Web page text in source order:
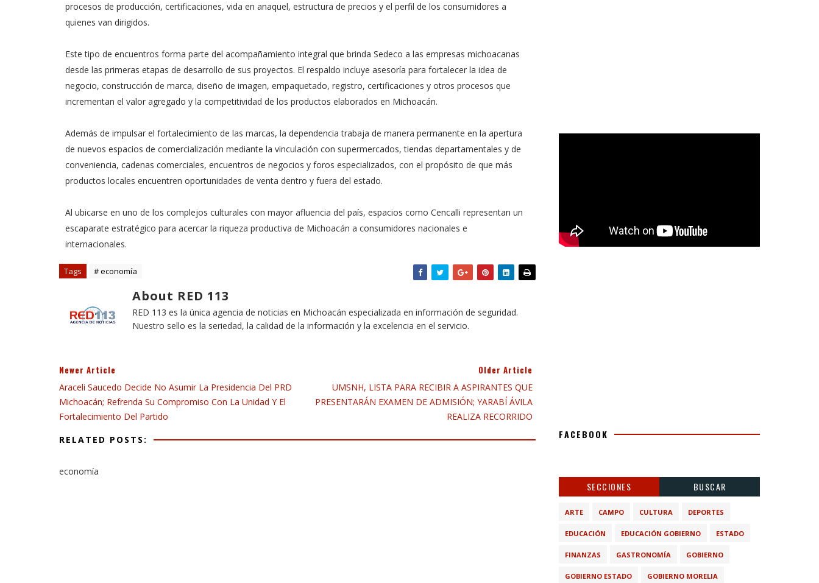
procesos de producción, certificaciones, vida en anaquel, estructura de precios y el perfil de los consumidores a
quienes van dirigidos.
Este tipo de encuentros forma parte del acompañamiento integral que brinda Sedeco a las empresas michoacanas
desde las primeras etapas de desarrollo de sus proyectos. El respaldo incluye asesoría para fortalecer la idea de
negocio, construcción de marca, diseño de imagen, empaquetado, registro, certificaciones y otros procesos que
incrementan el valor agregado y la competitividad de los productos elaborados en Michoacán.
Además de impulsar el fortalecimiento de las marcas, la dependencia trabaja de manera permanente en la apertura
de nuevos espacios de comercialización mediante la vinculación con supermercados, tiendas departamentales y de
conveniencia, cadenas comerciales, encuentros de negocios y foros especializados, con el propósito de que más
productos locales encuentren oportunidades de venta dentro y fuera del estado.
Al ubicarse en uno de los complejos culturales con mayor afluencia del país, espacios como Cencalli representan un
escaparate estratégico para acercar la riqueza productiva de Michoacán a consumidores nacionales e
internacionales.
Tags # economía
About RED 113
RED 113 es la única agencia de noticias en Michoacán especializada en información de seguridad.
Nuestro sello es la seriedad, la calidad de la información y la excelencia en el servicio.
Newer Article
Araceli Saucedo Decide No Asumir La Presidencia Del PRD
Michoacán; Refrenda Su Compromiso Con La Unidad Y El
Fortalecimiento Del Partido
Older Article
UMSNH, LISTA PARA RECIBIR A ASPIRANTES QUE
PRESENTARÁN EXAMEN DE ADMISIÓN; YARABÍ ÁVILA
REALIZA RECORRIDO
RELATED POSTS:
economía
FACEBOOK
SECCIONES BUSCAR
ARTE CAMPO CULTURA DEPORTES
EDUCACIÓN EDUCACIÓN GOBIERNO ESTADO
FINANZAS GASTRONOMÍA GOBIERNO
GOBIERNO ESTADO GOBIERNO MORELIA